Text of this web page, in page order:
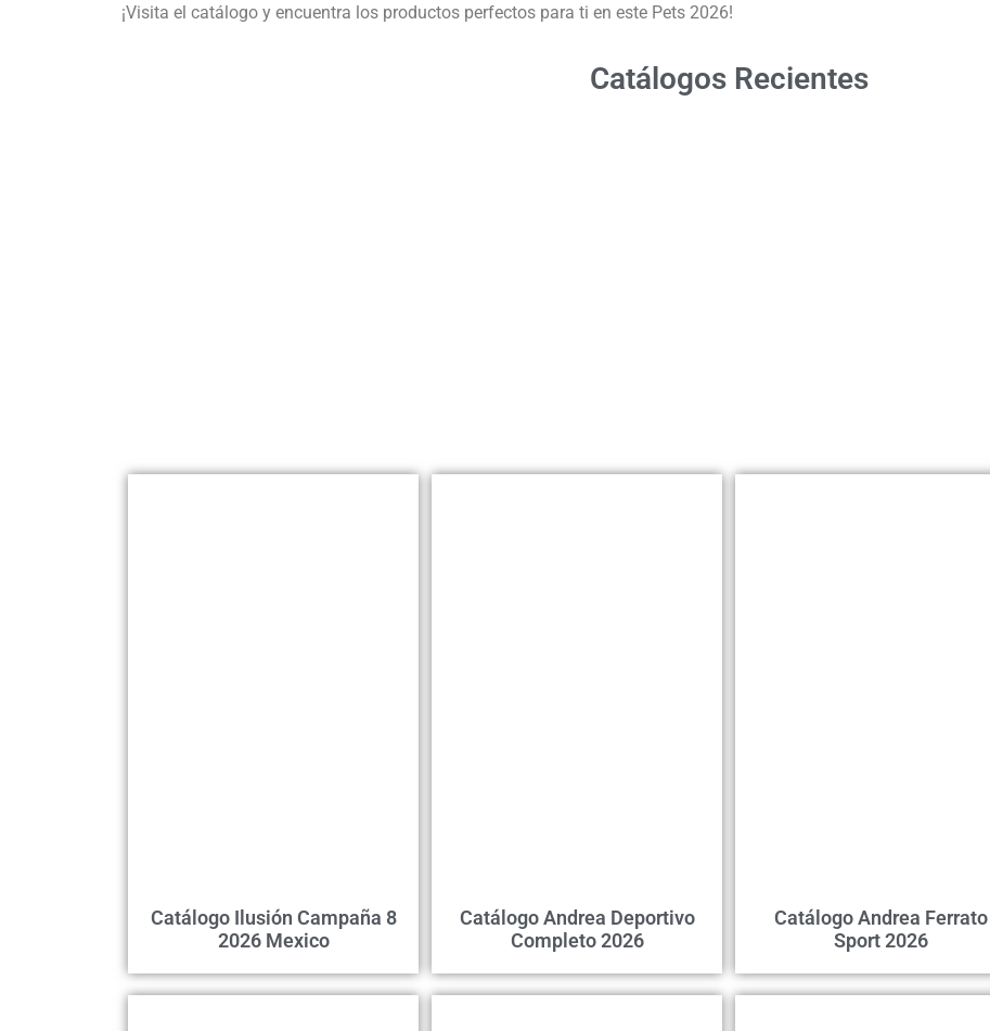
¡Visita el catálogo y encuentra los productos perfectos para ti en este Pets 2026!
Catálogos Recientes
Catálogo Ilusión Campaña 8
2026 Mexico
Catálogo Andrea Deportivo
Completo 2026
Catálogo Andrea Ferrato
Sport 2026